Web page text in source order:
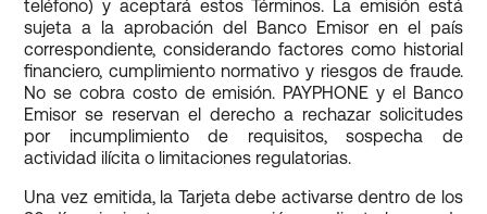
teléfono) y aceptará estos Términos. La emisión está
sujeta a la aprobación del Banco Emisor en el país
correspondiente, considerando factores como historial
financiero, cumplimiento normativo y riesgos de fraude.
No se cobra costo de emisión. PAYPHONE y el Banco
Emisor se reservan el derecho a rechazar solicitudes
por incumplimiento de requisitos, sospecha de
actividad ilícita o limitaciones regulatorias.
Una vez emitida, la Tarjeta debe activarse dentro de los